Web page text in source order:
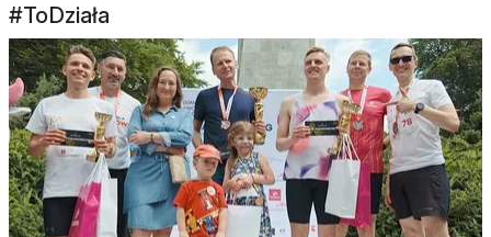
#ToDziała